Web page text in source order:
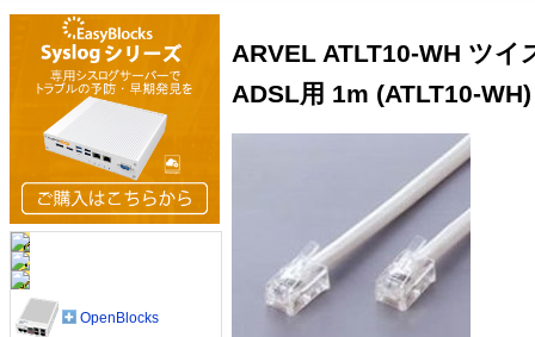
ARVEL ATLT10-WH ツ
ADSL用 1m (ATLT10-WH)
OpenBlocks